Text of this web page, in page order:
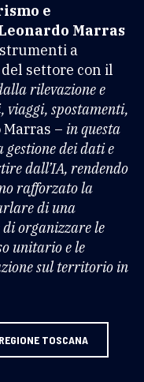
e
Marras
a
settore con il
rilevazione e
viaggi, spostamenti,
– in questa
gestione dei dati e
dall’IA, rendendo
rafforzato la
di una
organizzare le
unitario e le
sul territorio in
REGIONE TOSCANA